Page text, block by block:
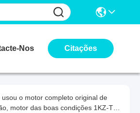
Nos Citações
usou o motor completo original de
motor das boas condições 1KZ-T